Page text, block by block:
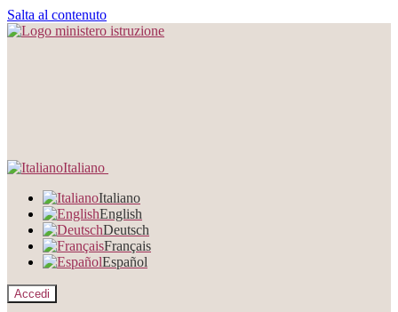
Salta al contenuto
Italiano
Italiano
English
Deutsch
Français
Español
Accedi